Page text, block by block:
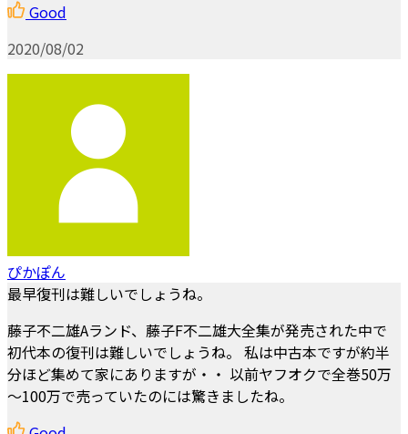
Good
2020/08/02
ぴかぽん
最早復刊は難しいでしょうね。
藤子不二雄Aランド、藤子F不二雄大全集が発売された中で
初代本の復刊は難しいでしょうね。 私は中古本ですが約半
分ほど集めて家にありますが・・ 以前ヤフオクで全巻50万
～100万で売っていたのには驚きましたね。